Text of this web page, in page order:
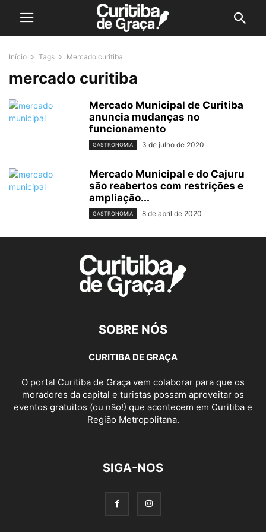
Início Tags Mercado curitiba
mercado curitiba
Mercado Municipal de Curitiba
anuncia mudanças no
funcionamento
GASTRONOMIA 3 de julho de 2020
Mercado Municipal e do Cajuru
são reabertos com restrições e
ampliação...
GASTRONOMIA 8 de abril de 2020
SOBRE NÓS
CURITIBA DE GRAÇA
O portal Curitiba de Graça vem colaborar para que os
moradores da capital e turistas possam aproveitar os
eventos gratuitos (ou não!) que acontecem em Curitiba e
Região Metropolitana.
SIGA-NOS